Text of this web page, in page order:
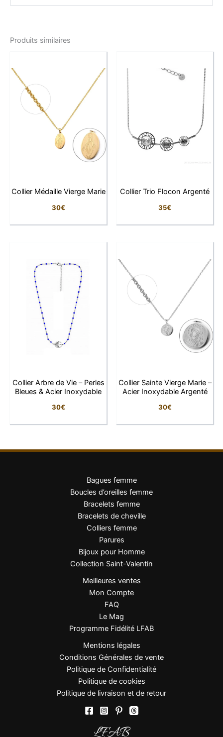
sublimé par de délicats zirconiums sertis sur la bélière.
Le contraste entre l’or lumineux et la pierre noire crée
Son plaquage or 1 micron d’excellente qualité garantit
une belle tenue dans le temps. Avec sa chaîne de 45
cm et son pendentif finement proportionné, il apporte
une touche sophistiquée à toutes vos tenues, du
quotidien aux occasions spéciales.
Un bijou moderne au charme intemporel.
Caractéristiques techniques
Caractéristique Détail
Pierre principale Oxyde noir
Pierres secondaires Zirconiums sertis
Finition
Épaisseur du
plaquage
chaîne
Dimensions du
Pourquoi vous allez l’adorer
Zirconiums délicatement sertis
Idéal pour un style sophistiqué
Non, il est plaqué or 1 micron, offrant une belle
brillance durable.
L’oxyde noir est-il une pierre naturelle ?
Non, il s’agit d’un oxyde synthétique taillé pour offrir
une brillance intense et régulière.
Peut-il être porté quotidiennement ?
Produits similaires
Collier Médaille Vierge Marie
30€
Collier Trio Flocon Argenté
35€
Collier Arbre de Vie – Perles
Bleues & Acier Inoxydable
30€
Collier Sainte Vierge Marie –
Acier Inoxydable Argenté
30€
Bagues femme
Boucles d’oreilles femme
Bracelets femme
Bracelets de cheville
Colliers femme
Parures
Bijoux pour Homme
Collection Saint-Valentin
Meilleures ventes
Mon Compte
FAQ
Le Mag
Programme Fidélité LFAB
Mentions légales
Conditions Générales de vente
Politique de Confidentialité
Politique de cookies
Politique de livraison et de retour
LFAB